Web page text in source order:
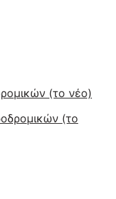
(το νέο)
(το